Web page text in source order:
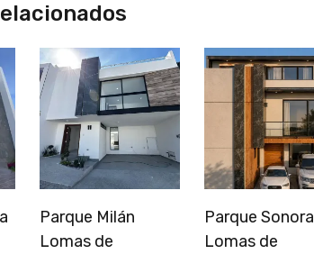
Parque Milán
Lomas de
Parque Sonora
Lomas de